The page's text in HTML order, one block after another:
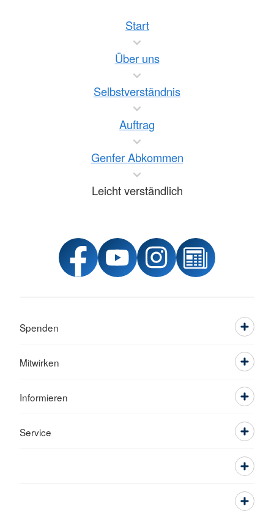
Start
Über uns
Selbstverständnis
Auftrag
Genfer Abkommen
Leicht verständlich
Spenden
Mitwirken
Informieren
Service